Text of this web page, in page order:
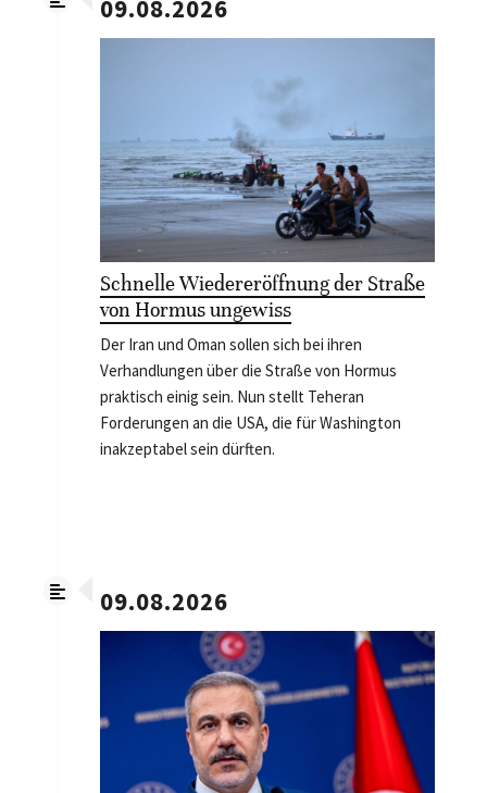
09.08.2026
Schnelle Wiedereröffnung der Straße
von Hormus ungewiss
Der Iran und Oman sollen sich bei ihren
Verhandlungen über die Straße von Hormus
praktisch einig sein. Nun stellt Teheran
Forderungen an die USA, die für Washington
inakzeptabel sein dürften.
09.08.2026